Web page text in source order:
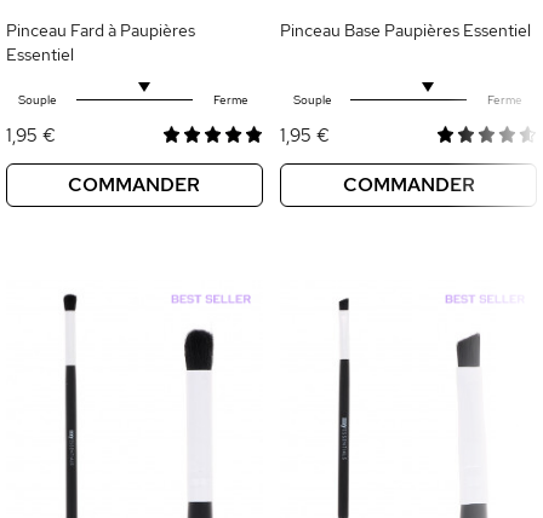
Pinceau Fard à Paupières
Essentiel
Souple Ferme
1,95 €
COMMANDER
Pinceau Base Paupières Essentiel
Souple Ferme
1,95 €
COMMANDER